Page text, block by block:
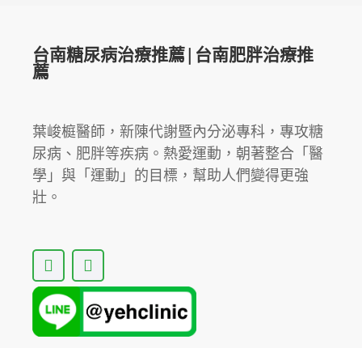
台南糖尿病治療推薦|台南肥胖治療推
薦
葉峻榳醫師，新陳代謝暨內分泌專科，專攻糖
尿病、肥胖等疾病。熱愛運動，朝著整合「醫
學」與「運動」的目標，幫助人們變得更強
壯。
F
a
c
e
b
o
Y
o
u
t
u
b